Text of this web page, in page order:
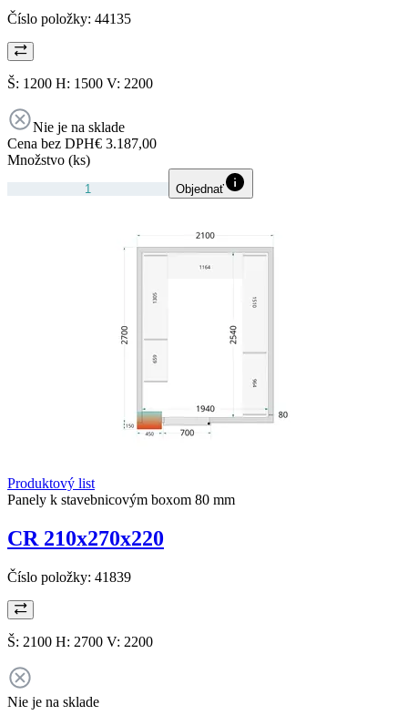
Číslo položky: 44135
Š: 1200 H: 1500 V: 2200
Nie je na sklade
Cena bez DPH€ 3.187,00
Množstvo (ks)
Objednať
Produktový list
Panely k stavebnicovým boxom 80 mm
CR 210x270x220
Číslo položky: 41839
Š: 2100 H: 2700 V: 2200
Nie je na sklade